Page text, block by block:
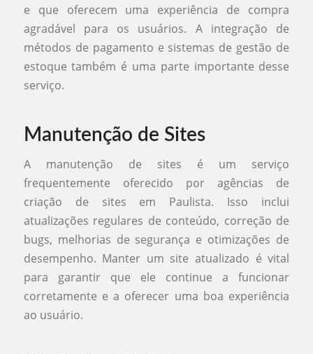
e que oferecem uma experiência de compra
agradável para os usuários. A integração de
métodos de pagamento e sistemas de gestão de
estoque também é uma parte importante desse
serviço.
Manutenção de Sites
A manutenção de sites é um serviço
frequentemente oferecido por agências de
criação de sites em Paulista. Isso inclui
atualizações regulares de conteúdo, correção de
bugs, melhorias de segurança e otimizações de
desempenho. Manter um site atualizado é vital
para garantir que ele continue a funcionar
corretamente e a oferecer uma boa experiência
ao usuário.